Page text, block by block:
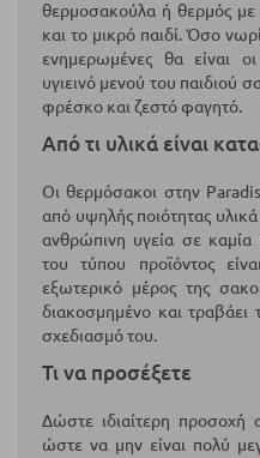
θερμοσακούλα ή θερμός με
και το μικρό παιδί. Όσο
ενημερωμένες θα είναι
υγιεινό μενού του παιδιού
φρέσκο ​​και ζεστό φαγητό.
Από τι υλικά είναι
Οι θερμόσακοι στην
από υψηλής ποιότητας
ανθρώπινη υγεία σε
του τύπου προϊόντος
εξωτερικό μέρος της
διακοσμημένο και
σχεδιασμό του.
Τι να προσέξετε
Δώστε ιδιαίτερη προσοχή
ώστε να μην είναι πολύ